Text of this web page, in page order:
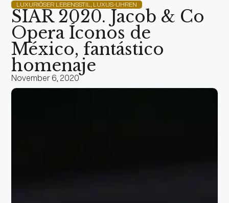
LUXURIÖSER LEBENSSTIL LUXUS-UHREN
SIAR 2020. Jacob & Co
Opera Íconos de
México, fantástico
homenaje
November 6, 2020